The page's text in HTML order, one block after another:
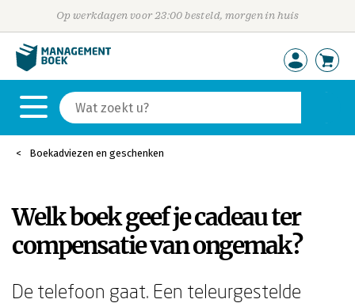
Op werkdagen voor 23:00 besteld, morgen in huis
Boekadviezen en geschenken
Welk boek geef je cadeau ter
compensatie van ongemak?
De telefoon gaat. Een teleurgestelde